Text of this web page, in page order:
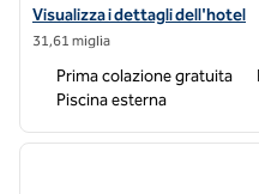
Visualizza i dettagli dell'hotel
Visualizza i dettagli dell'hotel
31,61 miglia
Prima colazione gratuita
Piscina esterna
1 di 8